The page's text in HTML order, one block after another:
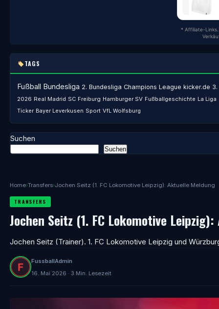
Home›Transfers›Jochen Seitz (1. FC Lokomotive Leipzig): Aktuelle Meldung
TRANSFERS
Jochen Seitz (1. FC Lokomotive
Jochen Seitz (Trainer). 1. FC Lokomotive Leipzig und
FussballAdmin
16. Mai 2026 · 3 Min. Lesezeit
* Affiliate-
TAGS
Fußball Bundesliga 2. Bundesliga Champions League kicker.de 3.
2026 Real Madrid SC Freiburg Hamburger SV Fußballgeschichte La Liga
Ticker Bayer Leverkusen Sport VfL Wolfsburg
Suchen
Suchen